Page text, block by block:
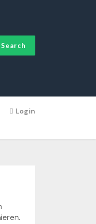
Search
Login